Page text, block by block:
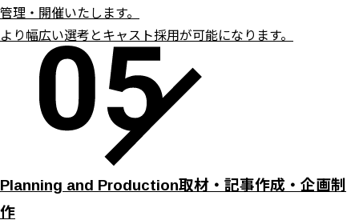
管理・開催いたします。
より幅広い選考とキャスト採用が可能になります。
Planning and Production取材・記事作成・企画制
作